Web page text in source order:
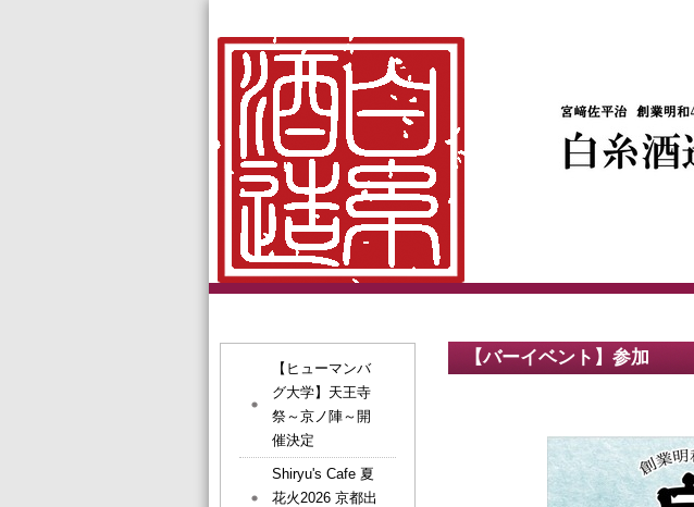
【バーイベント】参加
【ヒューマンバ
グ大学】天王寺
祭～京ノ陣～開
催決定
Shiryu's Cafe 夏
花火2026 京都出